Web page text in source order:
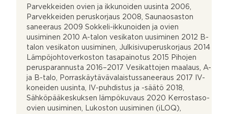
Parvekkeiden ovien ja ikkunoiden uusinta 2006,
Parvekkeiden peruskorjaus 2008, Saunaosaston
saneeraus 2009 Sokkeli-ikkunoiden ja ovien
uusiminen 2010 A-talon vesikaton uusiminen 2012 B-
talon vesikaton uusiminen, Julkisivuperuskorjaus 2014
Lämpöjohtoverkoston tasapainotus 2015 Pihojen
perusparannusta 2016–2017 Vesikattojen maalaus, A-
ja B-talo, Porraskäytävävalaistussaneeraus 2017 IV-
koneiden uusinta, IV-puhdistus ja -säätö 2018,
Sähköpääkeskuksen lämpökuvaus 2020 Kerrostaso-
ovien uusiminen, Lukoston uusiminen (iLOQ),